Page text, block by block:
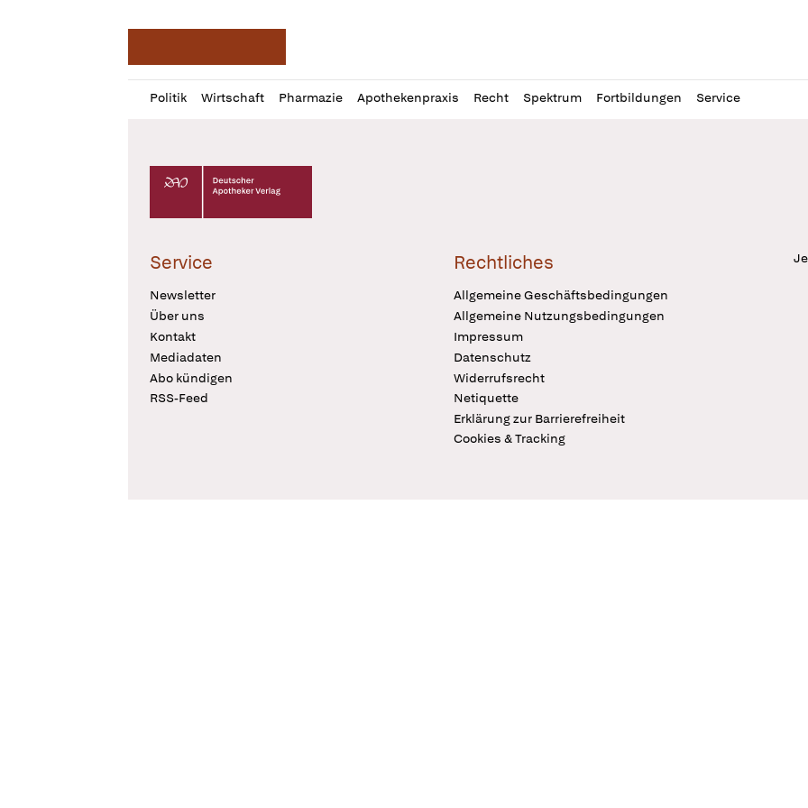
Politik Wirtschaft Pharmazie Apothekenpraxis Recht Spektrum Fortbildungen Service
Profil
öffnen
Daz
Pur
Deutscher Apotheker Verlag Logo
Service
Newsletter
Über uns
Kontakt
Mediadaten
Abo kündigen
RSS-Feed
Rechtliches
Allgemeine Geschäftsbedingungen
Allgemeine Nutzungsbedingungen
Impressum
Datenschutz
Widerrufsrecht
Netiquette
Erklärung zur Barrierefreiheit
Cookies & Tracking